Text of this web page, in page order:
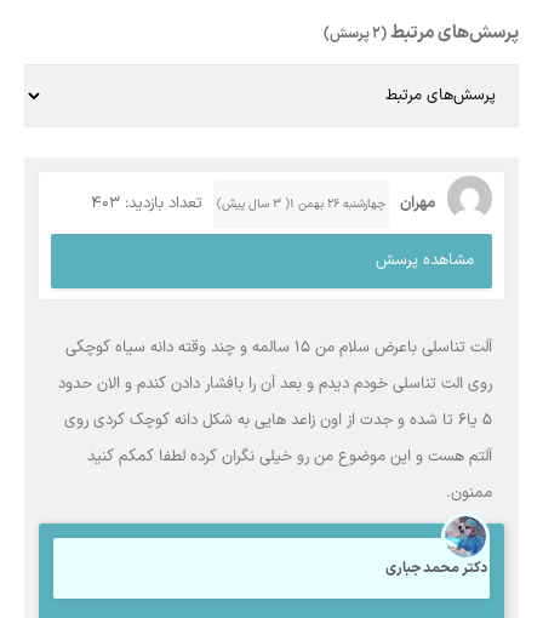
پرسش‌های مرتبط(2 پرسش)
مهران چهارشنبه ۲۶ بهمن ۱( 3 سال پیش) تعداد بازدید: 403
مشاهده پرسش
آلت تناسلی باعرض سلام من 15 سالمه و چند وقته دانه سیاه کوچکی‌
روی الت تناسلی خودم دیدم و بعد آن را بافشار دادن کندم و الان حدود
5 یا6 تا شده و جدت از اون زاعد هایی به شکل دانه کوچک کردی روی
آلتم هست و این موضوع من رو خیلی نگران کرده لطفا‌ کمکم کنید
ممنون.
دکتر محمد جباری